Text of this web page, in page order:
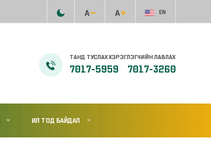
EN
ТАНД ТУСЛАХ ХЭРЭГЛЭГЧИЙН ЛАВЛАХ
7017-5959 7017-3260
ИЛ ТОД БАЙДАЛ